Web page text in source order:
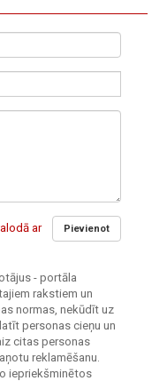
Pievienot
ar
- portāla
rakstiem un
normas, nekūdīt uz
personas cieņu un
citas personas
reklamēšanu.
iepriekšminētos